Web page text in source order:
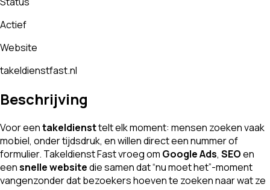
Actief
Website
takeldienstfast.nl
Beschrijving
Voor eentakeldiensttelt elk moment: mensen zoeken vaak
mobiel, onder tijdsdruk, en willen direct een nummer of
formulier. Takeldienst Fast vroeg om Google Ads, SEOen
eensnelle websitedie samen dat “nu moet het”-moment
vangenzonder dat bezoekers hoeven te zoeken naar wat ze